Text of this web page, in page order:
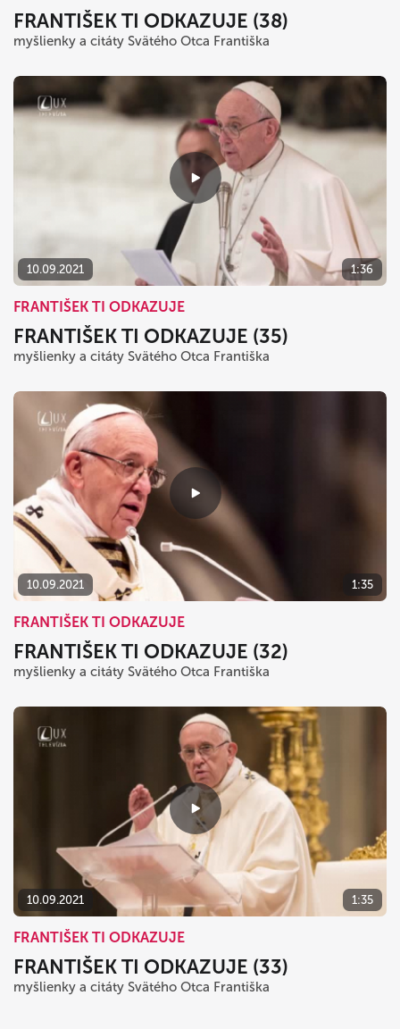
FRANTIŠEK TI ODKAZUJE (38)
myšlienky a citáty Svätého Otca Františka
10.09.2021 1:36
FRANTIŠEK TI ODKAZUJE
FRANTIŠEK TI ODKAZUJE (35)
myšlienky a citáty Svätého Otca Františka
10.09.2021 1:35
FRANTIŠEK TI ODKAZUJE
FRANTIŠEK TI ODKAZUJE (32)
myšlienky a citáty Svätého Otca Františka
10.09.2021 1:35
FRANTIŠEK TI ODKAZUJE
FRANTIŠEK TI ODKAZUJE (33)
myšlienky a citáty Svätého Otca Františka